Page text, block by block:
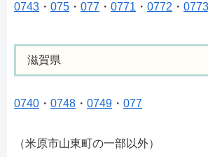
0743 ・ 075 ・ 077 ・ 0771 ・ 0772 ・ 0773
滋賀県
0740 ・ 0748 ・ 0749 ・ 077
（米原市山東町の一部以外）